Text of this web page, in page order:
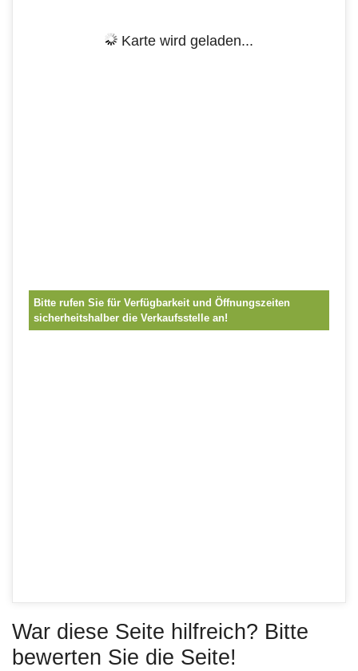
Karte wird geladen...
Bitte rufen Sie für Verfügbarkeit und Öffnungszeiten
sicherheitshalber die Verkaufsstelle an!
War diese Seite hilfreich? Bitte
bewerten Sie die Seite!